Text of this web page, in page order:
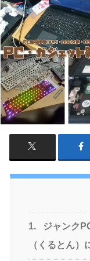
1.
ジャンク
（くるとん）